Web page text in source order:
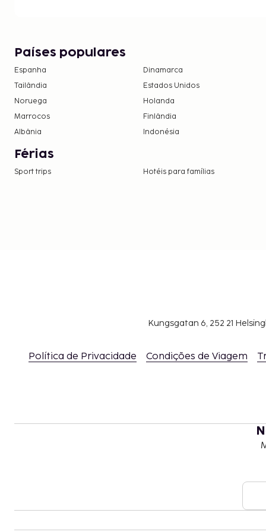
utilizando a(s) cama(s) existentes.
Disponibilização de opções de pagamento
Países populares
Espanha Dinamarca
Tailândia
Estados Unidos
Noruega
Holanda
Marrocos
Finlândia
Albânia
Indonésia
Férias
Sport trips Hotéis para famílias
Kungsgatan 6, 252 21
Política de Privacidade Condições de Viagem